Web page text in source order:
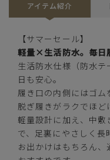
アイボリー
S(22.5-23.0cm)
M(23.0-23.5cm)
アイテム紹介
【サマーセール】
軽量×生活防水。毎日
生活防水仕様（防水テ
日も安心。
履き口の内側にはゴム
脱ぎ履きがラクでほど
軽量設計に加え、中
で、足裏にやさしく長
お出かけはもちろん